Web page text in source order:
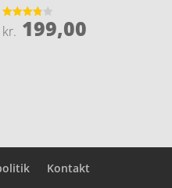
Vurderet
3.8
kr. 199,00
Kontakt